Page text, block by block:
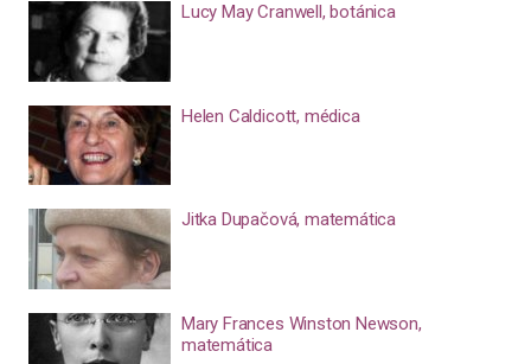
Lucy May Cranwell, botánica
Helen Caldicott, médica
Jitka Dupačová, matemática
Mary Frances Winston Newson,
matemática